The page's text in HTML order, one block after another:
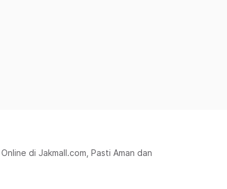
di Jakmall.com, Pasti Aman dan